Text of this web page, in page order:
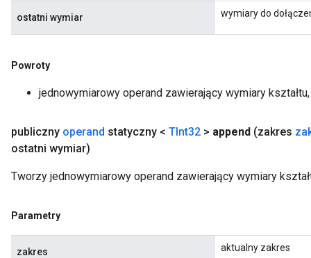
ostatni wymiar wymiary do
Powroty
jednowymiarowy operand zawierający wymiary
publiczny operand statyczny < TInt32 > append (zakres
ostatni wymiar)
Tworzy jednowymiarowy operand zawierający wymiary
Parametry
zakres aktualny zakres